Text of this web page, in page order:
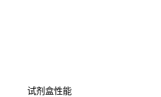
试剂盒性能